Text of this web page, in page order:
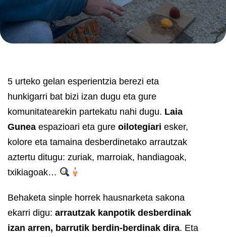
5 urteko gelan esperientzia berezi eta
hunkigarri bat bizi izan dugu eta gure
komunitatearekin partekatu nahi dugu. Laia
Gunea espazioari eta gure oilotegiari esker,
kolore eta tamaina desberdinetako arrautzak
aztertu ditugu: zuriak, marroiak, handiagoak,
txikiagoak…
Behaketa sinple horrek hausnarketa sakona
ekarri digu: arrautzak kanpotik desberdinak
izan arren, barrutik berdin-berdinak dira. Eta